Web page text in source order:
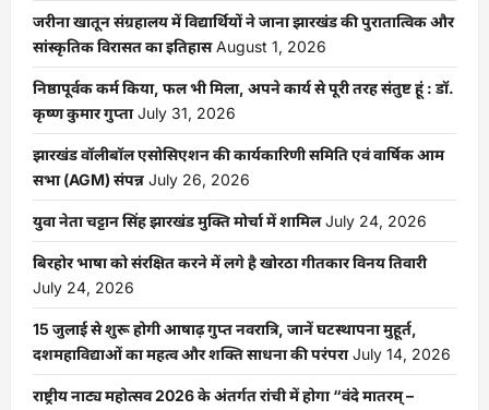
जरीना खातून संग्रहालय में विद्यार्थियों ने जाना झारखंड की पुरातात्विक और
सांस्कृतिक विरासत का इतिहास August 1, 2026
निष्ठापूर्वक कर्म किया, फल भी मिला, अपने कार्य से पूरी तरह संतुष्ट हूं : डॉ.
कृष्ण कुमार गुप्ता July 31, 2026
झारखंड वॉलीबॉल एसोसिएशन की कार्यकारिणी समिति एवं वार्षिक आम
सभा (AGM) संपन्न July 26, 2026
युवा नेता चट्टान सिंह झारखंड मुक्ति मोर्चा में शामिल July 24, 2026
बिरहोर भाषा को संरक्षित करने में लगे है खोरठा गीतकार विनय तिवारी
July 24, 2026
15 जुलाई से शुरू होगी आषाढ़ गुप्त नवरात्रि, जानें घटस्थापना मुहूर्त,
दशमहाविद्याओं का महत्व और शक्ति साधना की परंपरा July 14, 2026
राष्ट्रीय नाट्य महोत्सव 2026 के अंतर्गत रांची में होगा “वंदे मातरम् –